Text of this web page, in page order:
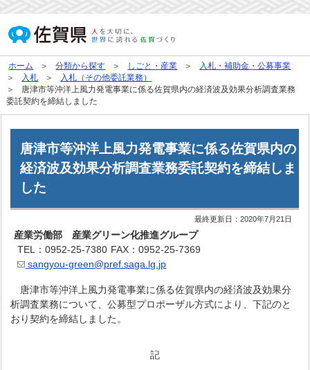
ホーム 分類から探す しごと・産業
入札・補助金・公募事業
入札
入札（その他委託業務）
唐津市等沖洋上風力発電事業に係る佐賀県内の経済波及効果分析調査業務
委託契約を締結しました
唐津市等沖洋上風力発電事業に係る佐賀県内の
経済波及効果分析調査業務委託契約を締結しま
した
最終更新日：2020年7月21日
産業労働部 産業グリーン化推進グループ
TEL：0952-25-7380 FAX：0952-25-7369
sangyou-green@pref.saga.lg.jp
唐津市等沖洋上風力発電事業に係る佐賀県内の経済波及効果分
析調査業務について、公募型プロポーザル方式により、下記のと
おり契約を締結しました。
記